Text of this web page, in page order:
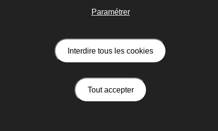
Tout accepter
Interdire tous les cookies
Paramétrer